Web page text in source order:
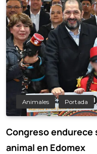
Animales Portada
Congreso
animal en Edomex